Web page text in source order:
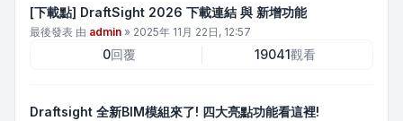
[下載點] DraftSight 2026 下載連結 與 新增功能
最後發表 由 admin » 2025年 11月 22日, 12:57
0回覆 19041觀看
Draftsight 全新BIM模組來了! 四大亮點功能看這裡!